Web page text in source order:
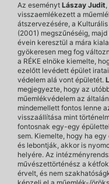
Az eseményt Lászay Judit
visszaemlékezett a
átszervezésére, a
(2001) megszűnéséig,
évein keresztül a mára
gyökeresen meg fog
a RÉKE elnöke kiemelte,
ezelőtt levédett épület
védelem alá vont épületét.
megjegyezte, hogy az
műemlékvédelem az
mindemellett fontos lenne
visszaállítása mint
fontosnak egy-egy
sem. Kiemelte, hogy ha
és lebontják, akkor is
helyére. Az
művészettörténész a
érvelt, és nem